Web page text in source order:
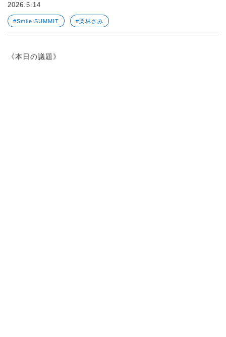
2026.5.14
#Smile SUMMIT #栗林さみ
《本日の議題》